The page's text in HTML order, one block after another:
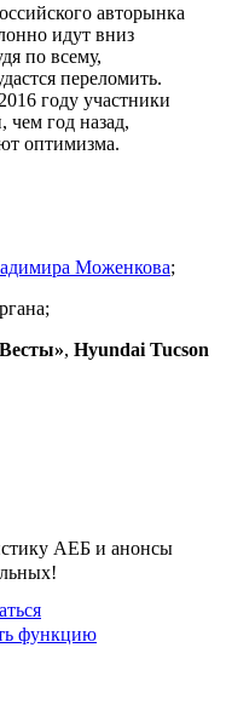
авторынка
идут вниз
по всему,
переломить.
году участники
чем год назад,
оптимизма.
Моженкова;
, Hyundai Tucson
АЕБ и анонсы